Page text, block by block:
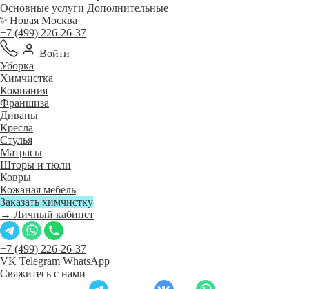
Основные услуги Дополнительные
Новая Москва
+7 (499) 226-26-37
Войти
Уборка
Химчистка
Компания
Франшиза
Диваны
Кресла
Стулья
Матрасы
Шторы и тюли
Ковры
Кожаная мебель
Заказать химчистку
→ Личный кабинет
+7 (499) 226-26-37
VK Telegram WhatsApp
Свяжитесь с нами